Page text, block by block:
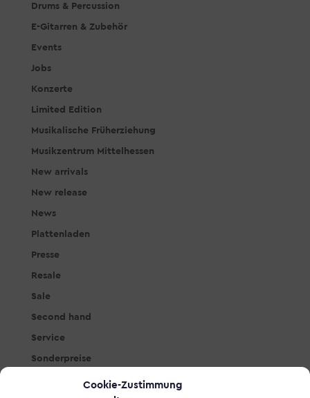
Cookie-Zustimmung
Drums & Percussion
E-Gitarren & Zubehör
Events
Jobs
Konzerte
Limited Edition
Musikalische Früherziehung
Musikzentrum Mittelhessen
New arrivals
New release
News
Plattenladen
Presse
Resale
Sale
Second hand
Service
Sonderpreise